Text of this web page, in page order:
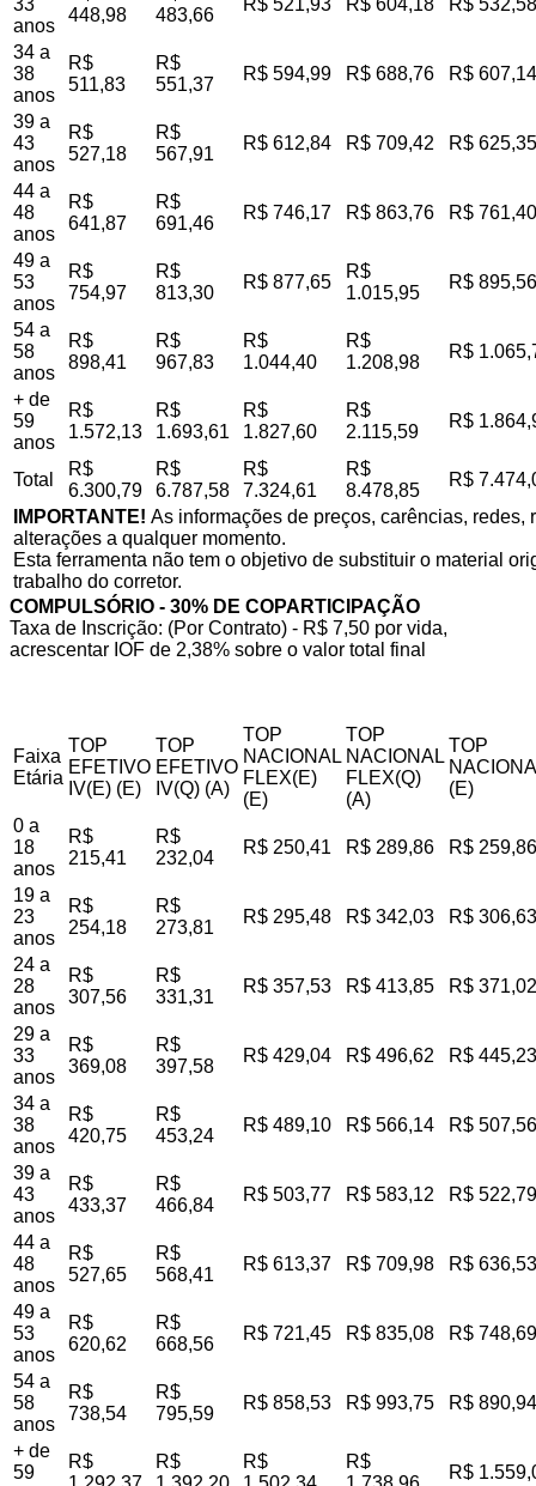
33
anos
448,98
483,66
R$ 521,93 R$ 604,18 R$ 532,58
34 a
38
anos
R$
511,83
R$
551,37
R$ 594,99 R$ 688,76 R$ 607,14
39 a
43
anos
R$
527,18
R$
567,91
R$ 612,84 R$ 709,42 R$ 625,35
44 a
48
anos
R$
641,87
R$
691,46
R$ 746,17 R$ 863,76 R$ 761,40
49 a
53
anos
R$
754,97
R$
813,30
R$ 877,65
R$
1.015,95
R$ 895,56
54 a
58
anos
R$
898,41
R$
967,83
R$
1.044,40
R$
1.208,98
R$
+ de
59
anos
R$
1.572,13
R$
1.693,61
R$
1.827,60
R$
2.115,59
R$
Total
R$
6.300,79
R$
6.787,58
R$
7.324,61
R$
8.478,85
R$
IMPORTANTE! As informações de preços, carências,
alterações a qualquer momento.
Esta ferramenta não tem o objetivo de substituir o material
trabalho do corretor.
COMPULSÓRIO - 30% DE COPARTICIPAÇÃO
Taxa de Inscrição: (Por Contrato) - R$ 7,50 por vida,
acrescentar IOF de 2,38% sobre o valor total final
Faixa
Etária
TOP
EFETIVO
IV(E) (E)
TOP
EFETIVO
IV(Q) (A)
TOP
NACIONAL
FLEX(E)
(E)
TOP
NACIONAL
FLEX(Q)
(A)
TOP
(E)
0 a
18
anos
R$
215,41
R$
232,04
R$ 250,41 R$ 289,86 R$ 259,86
19 a
23
anos
R$
254,18
R$
273,81
R$ 295,48 R$ 342,03 R$ 306,63
24 a
28
anos
R$
307,56
R$
331,31
R$ 357,53 R$ 413,85 R$ 371,02
29 a
33
anos
R$
369,08
R$
397,58
R$ 429,04 R$ 496,62 R$ 445,23
34 a
38
anos
R$
420,75
R$
453,24
R$ 489,10 R$ 566,14 R$ 507,56
39 a
43
anos
R$
433,37
R$
466,84
R$ 503,77 R$ 583,12 R$ 522,79
44 a
48
anos
R$
527,65
R$
568,41
R$ 613,37 R$ 709,98 R$ 636,53
49 a
53
anos
R$
620,62
R$
668,56
R$ 721,45 R$ 835,08 R$ 748,69
54 a
58
anos
R$
738,54
R$
795,59
R$ 858,53 R$ 993,75 R$ 890,94
+ de
59
R$
R$
R$
R$
R$